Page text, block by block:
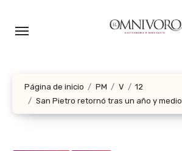
Página de inicio PM V
12
San Pietro retornó tras un año y medio